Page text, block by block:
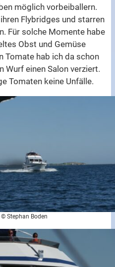
möglich vorbeiballern.
Flybridges und starren
Für solche Momente habe
Obst und Gemüse
Tomate hab ich da schon
Wurf einen Salon verziert.
Tomaten keine Unfälle.
Stephan Boden